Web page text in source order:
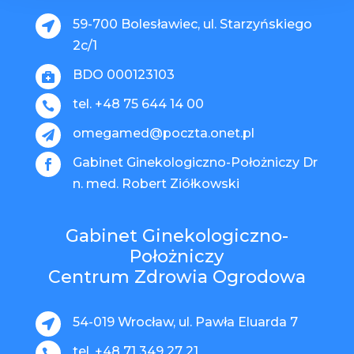

59-700 Bolesławiec, ul. Starzyńskiego
2c/1
 BDO 000123103
 tel. +48 75 644 14 00
 omegamed@poczta.onet.pl

Gabinet Ginekologiczno-Położniczy Dr
n. med. Robert Ziółkowski
Gabinet Ginekologiczno-
Położniczy
Centrum Zdrowia Ogrodowa
 54-019 Wrocław, ul. Pawła Eluarda 7